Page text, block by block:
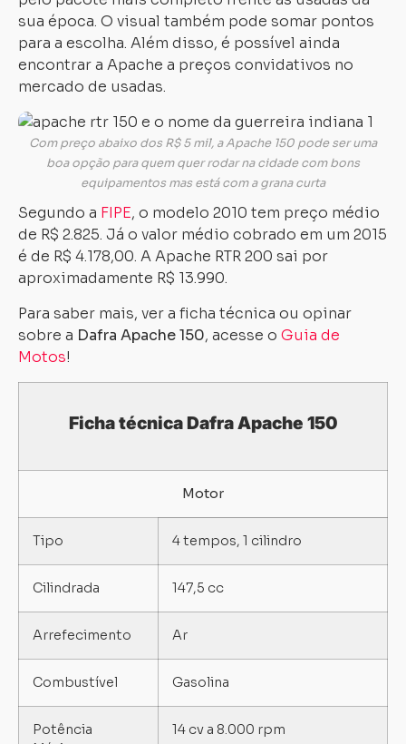
sua época. O visual também pode somar pontos
para a escolha. Além disso, é possível ainda
encontrar a Apache a preços convidativos no
mercado de usadas.
Com preço abaixo dos R$ 5 mil, a Apache 150 pode ser uma
boa opção para quem quer rodar na cidade com bons
equipamentos mas está com a grana curta
Segundo a FIPE, o modelo 2010 tem preço médio
de R$ 2.825. Já o valor médio cobrado em um 2015
é de R$ 4.178,00. A Apache RTR 200 sai por
aproximadamente R$ 13.990.
Para saber mais, ver a ficha técnica ou opinar
sobre a Dafra Apache 150, acesse o Guia de
Motos!
Ficha técnica Dafra Apache 150
Motor
Tipo 4 tempos, 1 cilindro
Cilindrada 147,5 cc
Arrefecimento Ar
Combustível Gasolina
Potência
14 cv a 8.000 rpm
Carregando...
Carregando...